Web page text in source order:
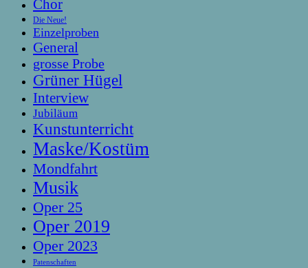
Chor
Die Neue!
Einzelproben
General
grosse Probe
Grüner Hügel
Interview
Jubiläum
Kunstunterricht
Maske/Kostüm
Mondfahrt
Musik
Oper 25
Oper 2019
Oper 2023
Patenschaften